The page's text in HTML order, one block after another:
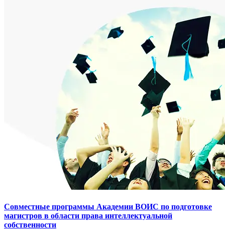
Совместные программы Академии ВОИС по подготовке
магистров в области права интеллектуальной
собственности